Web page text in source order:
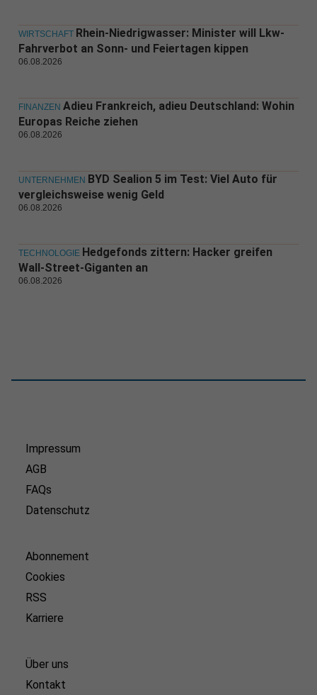
WIRTSCHAFT Rhein-Niedrigwasser: Minister will Lkw-
Fahrverbot an Sonn- und Feiertagen kippen
06.08.2026
FINANZEN Adieu Frankreich, adieu Deutschland: Wohin
Europas Reiche ziehen
06.08.2026
UNTERNEHMEN BYD Sealion 5 im Test: Viel Auto für
vergleichsweise wenig Geld
06.08.2026
TECHNOLOGIE Hedgefonds zittern: Hacker greifen
Wall-Street-Giganten an
06.08.2026
Impressum
AGB
FAQs
Datenschutz
Abonnement
Cookies
RSS
Karriere
Über uns
Kontakt